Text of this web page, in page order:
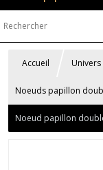
Accueil
Noeuds papillon
Noeud papillon